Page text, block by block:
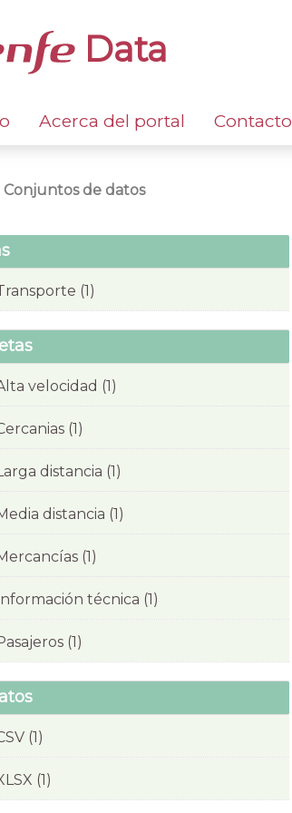
Data
Acerca del portal Contacto
Conjuntos de datos
(1)
velocidad (1)
(1)
distancia (1)
distancia (1)
(1)
técnica (1)
(1)
(1)
(1)